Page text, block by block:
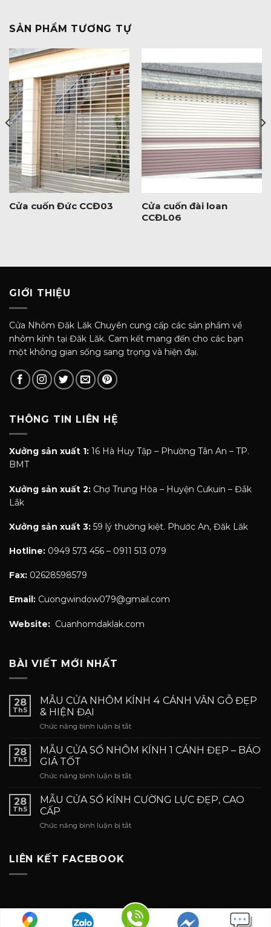
SẢN PHẨM TƯƠNG TỰ
Cửa cuốn Đức CCĐ03
Cửa cuốn đài loan
CCĐL06
GIỚI THIỆU
Cửa Nhôm Đăk Lăk Chuyên cung cấp các sản phẩm về
nhôm kính tại Đăk Lăk. Cam kết mang đến cho các bạn
một không gian sống sang trọng và hiện đại.
THÔNG TIN LIÊN HỆ
Xưởng sản xuất 1: 16 Hà Huy Tập – Phường Tân An – TP.
BMT
Xưởng sản xuất 2: Chợ Trung Hòa – Huyện Cưkuin – Đắk
Lắk
Xưởng sản xuất 3: 59 lý thường kiệt. Phước An, Đăk Lăk
Hotline: 0949 573 456 – 0911 513 079
Fax: 02628598579
Email: Cuongwindow079@gmail.com
Website: Cuanhomdaklak.com
BÀI VIẾT MỚI NHẤT
28
Th5
MẪU CỬA NHÔM KÍNH 4 CÁNH VÂN GỖ ĐẸP
& HIỆN ĐẠI
Chức năng bình luận bị tắtở
CỬA
4
VÂN
&
28
Th5
MẪU CỬA SỐ NHÔM KÍNH 1 CÁNH ĐẸP – BÁO
GIÁ TỐT
Chức năng bình luận bị tắtở
CỬA
KÍNH
28
Th5
MẪU CỬA SỔ KÍNH CƯỜNG LỰC ĐẸP, CAO
CẤP
Chức năng bình luận bị tắtở
CAO
CẤP
LIÊN KẾT FACEBOOK